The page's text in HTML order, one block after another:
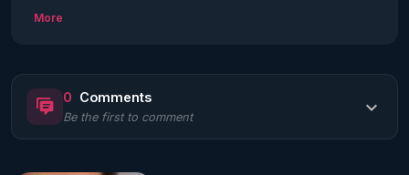
2022)!
https://www.rgnr.fr/presentation.html
🌱 LE MAGAZINE RÉGÉNÈRE
More
0 Comments
Be the first to comment